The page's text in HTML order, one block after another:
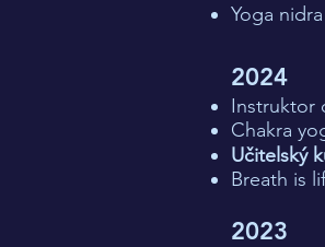
Yoga
​2024​
Instruktor
Chakra
Učitelský
Breath is
2023